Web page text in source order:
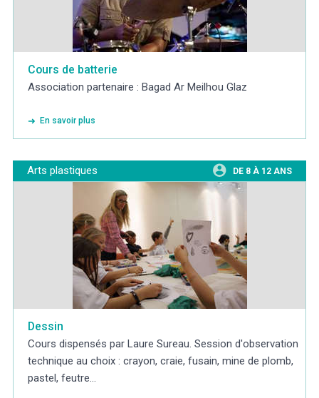
Cours de batterie
Association partenaire : Bagad Ar Meilhou Glaz
En savoir plus
Arts plastiques DE 8 À 12 ANS
Dessin
Cours dispensés par Laure Sureau. Session d'observation
technique au choix : crayon, craie, fusain, mine de plomb,
pastel, feutre…